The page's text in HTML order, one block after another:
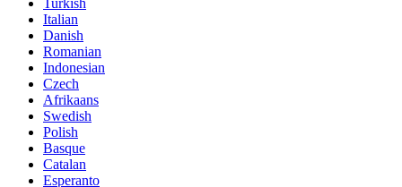
Italian
Danish
Romanian
Indonesian
Czech
Afrikaans
Swedish
Polish
Basque
Catalan
Esperanto